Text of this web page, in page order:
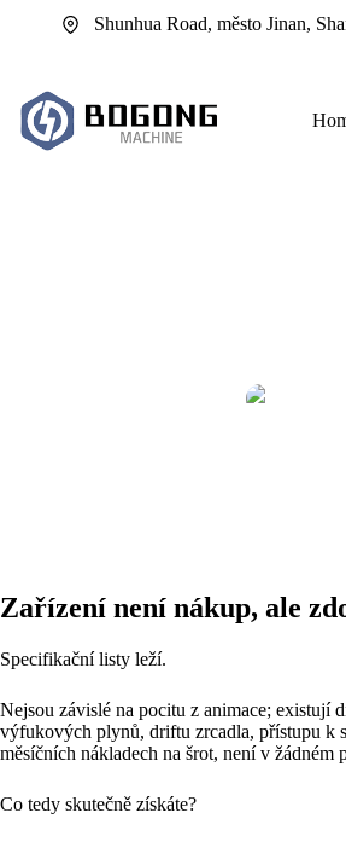
Shunhua Road, město Jinan,
Zařízení není nákup, ale
Specifikační listy leží.
Nejsou závislé na pocitu z animace; existují
výfukových plynů, driftu zrcadla, přístupu k
měsíčních nákladech na šrot, není v žádném
Co tedy skutečně získáte?